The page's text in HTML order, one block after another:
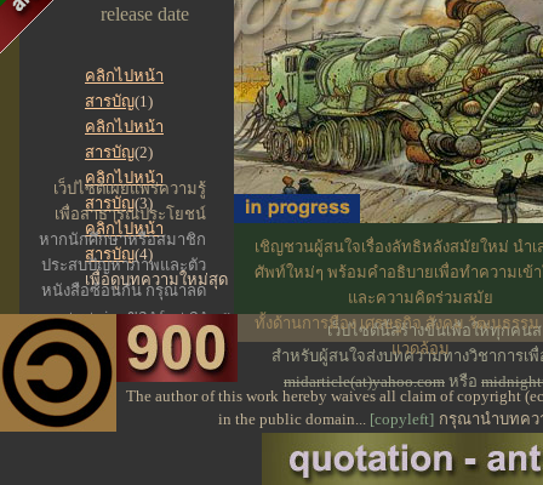
release date
คลิกไปหน้า
สารบัญ(1)
คลิกไปหน้า
สารบัญ(2)
คลิกไปหน้า
สารบัญ(3)
คลิกไปหน้า
สารบัญ(4)
เพื่อดูบทความใหม่สุด
เว็ปไซต์เผยแพร่ความรู้
เพื่อสาธารณประโยชน์
หากนักศึกษาหรือสมาชิก
ประสบปัญหาภาพและตัว
หนังสือซ้อนกัน กรุณาลด
text size ของ font ลง
จะช่วยแก้ปัญหาได้
เว็ปไซต์นี้สร้างขึ้นเพื่อให้ทุกค
สำหรับผู้สนใจส่งบทความทางวิชาการ
midarticle(at)yahoo.com หรือ
The author of this work hereby waives all claim of copyright
in the public domain... [copyleft] กรุณานำบทคว
เชิญชวนผู้สนใจเรื่องลัทธิหลังสมัยใหม่ นำ
ศัพท์ใหม่ๆ พร้อมคำอธิบายเพื่อทำความเข้
และความคิดร่วมสมัย
ทั้งด้านการมือง เศรษฐกิจ สังคม วัฒนธรรม
แวดล้อม